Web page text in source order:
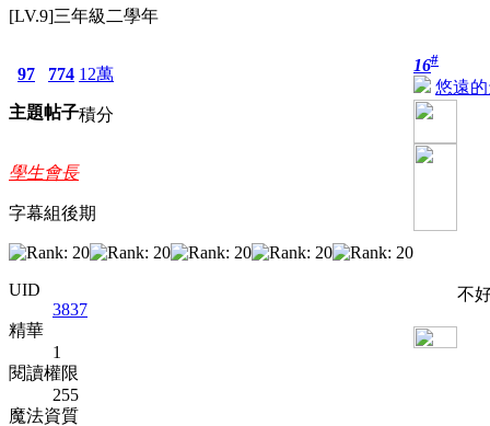
[LV.9]三年級二學年
97
主題
774
帖子
12萬
積分
學生會長
字幕組後期
UID
3837
精華
1
閱讀權限
255
魔法資質
16#
悠遠
不